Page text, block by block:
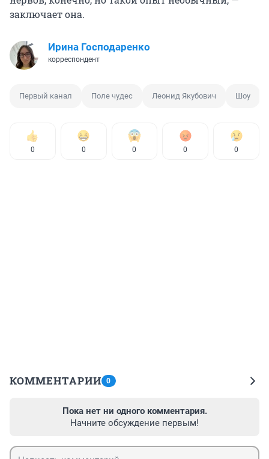
заключает она.
Ирина Господаренко
корреспондент
Первый канал Поле чудес Леонид Якубович Шоу
0 0 0 0 0
КОММЕНТАРИИ 0
Пока нет ни одного комментария.
Начните обсуждение первым!